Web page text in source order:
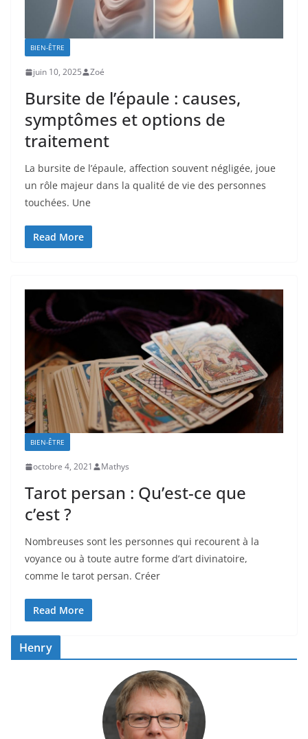
BIEN-ÊTRE
juin 10, 2025 Zoé
Bursite de l’épaule : causes,
symptômes et options de
traitement
La bursite de l’épaule, affection souvent négligée, joue
un rôle majeur dans la qualité de vie des personnes
touchées. Une
Read More
BIEN-ÊTRE
octobre 4, 2021 Mathys
Tarot persan : Qu’est-ce que
c’est ?
Nombreuses sont les personnes qui recourent à la
voyance ou à toute autre forme d’art divinatoire,
comme le tarot persan. Créer
Read More
Henry